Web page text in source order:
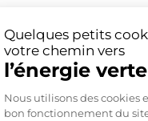
Quelques petits
votre chemin vers
l’énergie
Plateforme
Nous utilisons des cookies
bon fonctionnement du
faut-il savoir
verte ou non,